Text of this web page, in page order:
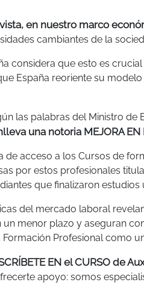
en nuestro marco
cambiantes de la
considera que esto es
España reoriente su
las palabras del Ministro
una notoria MEJORA EN
de acceso a los Cursos de
por estos profesionales
que finalizaron estudios
del mercado laboral
menor plazo y aseguran
Profesional como
EN el CURSO de
apoyo: somos